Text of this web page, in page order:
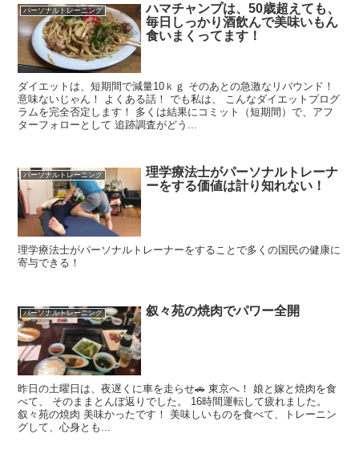
パーソナルトレーニング
ハマチャンプは、50歳超えても、
毎日しっかり酒飲んで美味いもん
食いまくってます！
ダイエットは、短期間で減量10ｋｇ そのあとの急激なリバウンド！
意味ないじゃん！ よくある話！ でも私は、 こんなダイエットプログ
ラムを完全否定します！ 多くは結果にコミット（短期間）で、アフ
ターフォローとして 追跡調査がどう...
パーソナルトレーニング
理学療法士がパーソナルトレーナ
ーをする価値は計り知れない！
理学療法士がパーソナルトレーナーをすることで多くの国民の健康に
寄与できる！
パーソナルトレーニング 叙々苑の焼肉でパワー全開
昨日の土曜日は、夜遅くに車を走らせ🚗 東京へ！ 娘と嫁と焼肉を食
べて、 そのままとんぼ返りでした。 16時間運転して疲れました。
叙々苑の焼肉 美味かったです！ 美味しいものを食べて、トレーニン
グして、心身とも...